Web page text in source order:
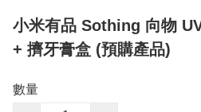
小米有品 Sothing 向物
+ 擠牙膏盒 (預購產品)
數量